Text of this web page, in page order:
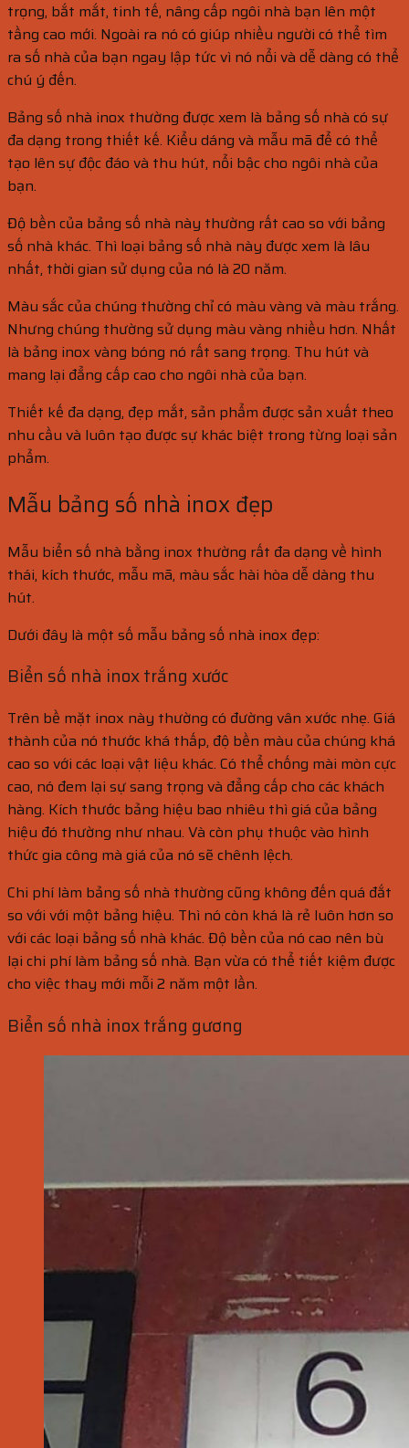
trọng, bắt mắt, tinh tế, nâng cấp ngôi nhà bạn lên một
tầng cao mới. Ngoài ra nó có giúp nhiều người có thể tìm
ra số nhà của bạn ngay lập tức vì nó nổi và dễ dàng có thể
chú ý đến.
Bảng số nhà inox thường được xem là bảng số nhà có sự
đa dạng trong thiết kế. Kiểu dáng và mẫu mã để có thể
tạo lên sự độc đáo và thu hút, nổi bậc cho ngôi nhà của
bạn.
Độ bền của bảng số nhà này thường rất cao so với bảng
số nhà khác. Thì loại bảng số nhà này được xem là lâu
nhất, thời gian sử dụng của nó là 20 năm.
Màu sắc của chúng thường chỉ có màu vàng và màu trắng.
Nhưng chúng thường sử dụng màu vàng nhiều hơn. Nhất
là bảng inox vàng bóng nó rất sang trọng. Thu hút và
mang lại đẳng cấp cao cho ngôi nhà của bạn.
Thiết kế đa dạng, đẹp mắt, sản phẩm được sản xuất theo
nhu cầu và luôn tạo được sự khác biệt trong từng loại sản
phẩm.
Mẫu bảng số nhà inox đẹp
Mẫu biển số nhà bằng inox thường rất đa dạng về hình
thái, kích thước, mẫu mã, màu sắc hài hòa dễ dàng thu
hút.
Dưới đây là một số mẫu bảng số nhà inox đẹp:
Biển số nhà inox trắng xước
Trên bề mặt inox này thường có đường vân xước nhẹ. Giá
thành của nó thước khá thấp, độ bền màu của chúng khá
cao so với các loại vật liệu khác. Có thể chống mài mòn cực
cao, nó đem lại sự sang trọng và đẳng cấp cho các khách
hàng. Kích thước bảng hiệu bao nhiêu thì giá của bảng
hiệu đó thường như nhau. Và còn phụ thuộc vào hình
thức gia công mà giá của nó sẽ chênh lệch.
Chi phí làm bảng số nhà thường cũng không đến quá đắt
so với với một bảng hiệu. Thì nó còn khá là rẻ luôn hơn so
với các loại bảng số nhà khác. Độ bền của nó cao nên bù
lại chi phí làm bảng số nhà. Bạn vừa có thể tiết kiệm được
cho việc thay mới mỗi 2 năm một lần.
Biển số nhà inox trắng gương